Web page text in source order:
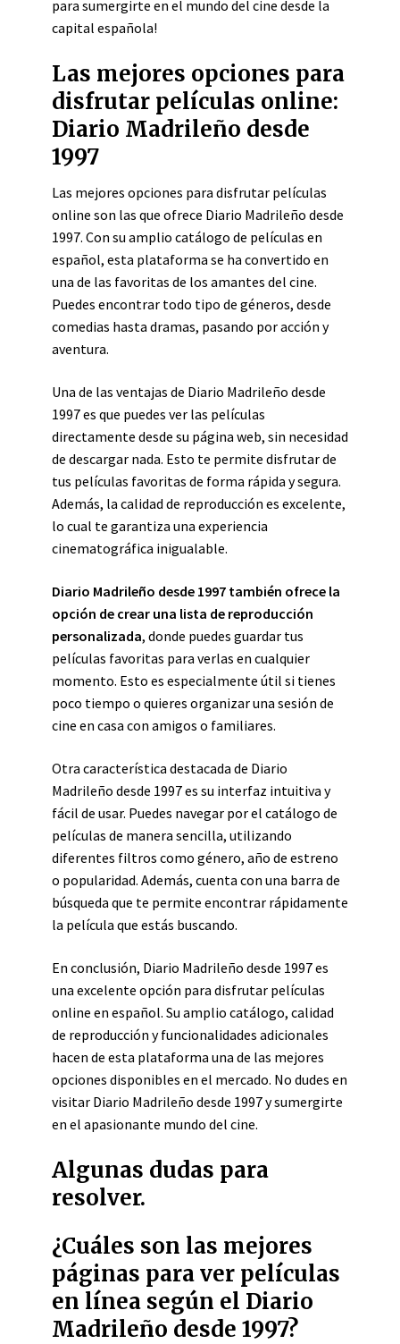
para sumergirte en el mundo del cine desde la
capital española!
Las mejores opciones para
disfrutar películas online:
Diario Madrileño desde
1997
Las mejores opciones para disfrutar películas
online son las que ofrece Diario Madrileño desde
1997. Con su amplio catálogo de películas en
español, esta plataforma se ha convertido en
una de las favoritas de los amantes del cine.
Puedes encontrar todo tipo de géneros, desde
comedias hasta dramas, pasando por acción y
aventura.
Una de las ventajas de Diario Madrileño desde
1997 es que puedes ver las películas
directamente desde su página web, sin necesidad
de descargar nada. Esto te permite disfrutar de
tus películas favoritas de forma rápida y segura.
Además, la calidad de reproducción es excelente,
lo cual te garantiza una experiencia
cinematográfica inigualable.
Diario Madrileño desde 1997 también ofrece la
opción de crear una lista de reproducción
personalizada, donde puedes guardar tus
películas favoritas para verlas en cualquier
momento. Esto es especialmente útil si tienes
poco tiempo o quieres organizar una sesión de
cine en casa con amigos o familiares.
Otra característica destacada de Diario
Madrileño desde 1997 es su interfaz intuitiva y
fácil de usar. Puedes navegar por el catálogo de
películas de manera sencilla, utilizando
diferentes filtros como género, año de estreno
o popularidad. Además, cuenta con una barra de
búsqueda que te permite encontrar rápidamente
la película que estás buscando.
En conclusión, Diario Madrileño desde 1997 es
una excelente opción para disfrutar películas
online en español. Su amplio catálogo, calidad
de reproducción y funcionalidades adicionales
hacen de esta plataforma una de las mejores
opciones disponibles en el mercado. No dudes en
visitar Diario Madrileño desde 1997 y sumergirte
en el apasionante mundo del cine.
Algunas dudas para
resolver.
¿Cuáles son las mejores
páginas para ver películas
en línea según el Diario
Madrileño desde 1997?